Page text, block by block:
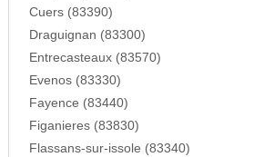
Cuers (83390)
Draguignan (83300)
Entrecasteaux (83570)
Evenos (83330)
Fayence (83440)
Figanieres (83830)
Flassans-sur-issole (83340)